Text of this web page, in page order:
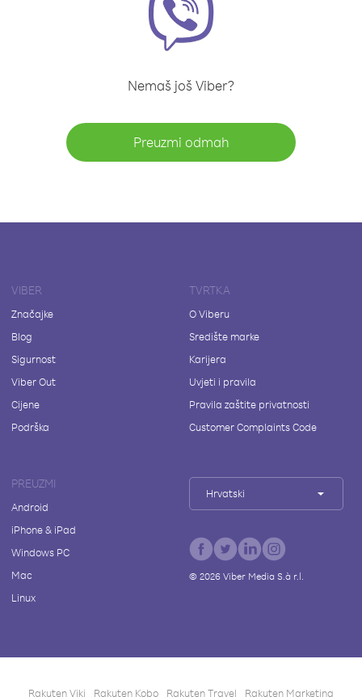
Nemaš još Viber?
Preuzmi odmah
VIBER
Značajke
Blog
Sigurnost
Viber Out
Cijene
Podrška
TVRTKA
O Viberu
Središte marke
Karijera
Uvjeti i pravila
Pravila zaštite privatnosti
Customer Complaints Code
PREUZMI
Android
iPhone & iPad
Windows PC
Mac
Linux
Hrvatski
© 2026Viber Media S.à r.l.
Rakuten Viki Rakuten Kobo Rakuten Travel Rakuten Marketing